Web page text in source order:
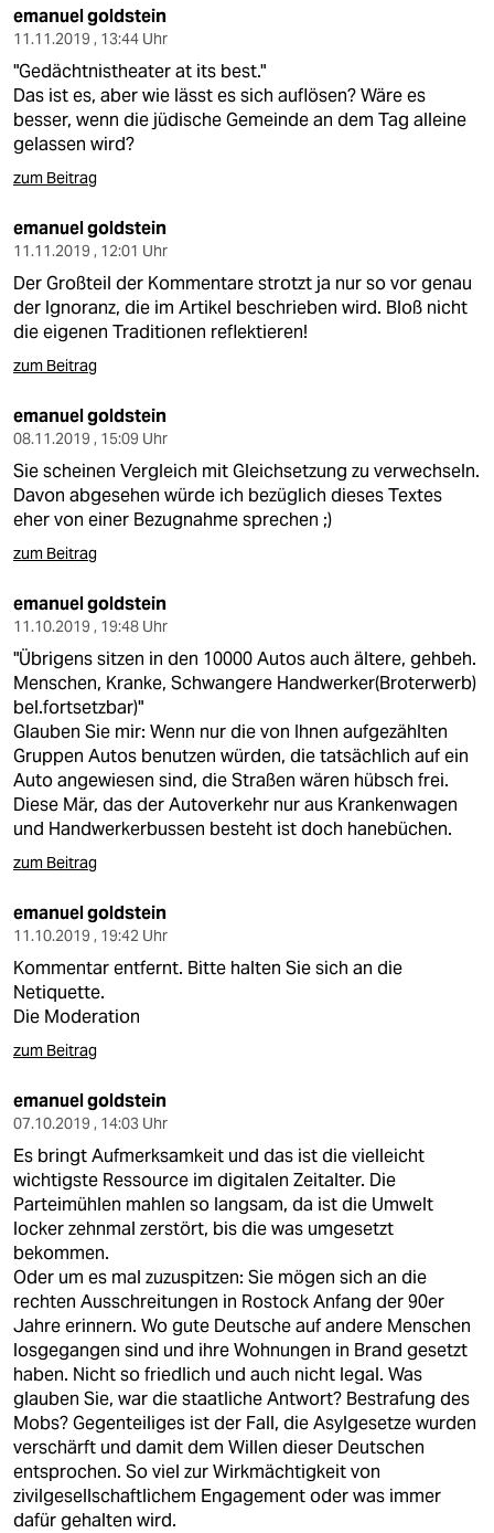
emanuel goldstein
11.11.2019 , 13:44 Uhr
"Gedächtnistheater at its best."
Das ist es, aber wie lässt es sich auflösen? Wäre es
besser, wenn die jüdische Gemeinde an dem Tag alleine
gelassen wird?
zum Beitrag
emanuel goldstein
11.11.2019 , 12:01 Uhr
Der Großteil der Kommentare strotzt ja nur so vor genau
der Ignoranz, die im Artikel beschrieben wird. Bloß nicht
die eigenen Traditionen reflektieren!
zum Beitrag
emanuel goldstein
08.11.2019 , 15:09 Uhr
Sie scheinen Vergleich mit Gleichsetzung zu verwechseln.
Davon abgesehen würde ich bezüglich dieses Textes
eher von einer Bezugnahme sprechen ;)
zum Beitrag
emanuel goldstein
11.10.2019 , 19:48 Uhr
"Übrigens sitzen in den 10000 Autos auch ältere, gehbeh.
Menschen, Kranke, Schwangere Handwerker(Broterwerb)
bel.fortsetzbar)"
Glauben Sie mir: Wenn nur die von Ihnen aufgezählten
Gruppen Autos benutzen würden, die tatsächlich auf ein
Auto angewiesen sind, die Straßen wären hübsch frei.
Diese Mär, das der Autoverkehr nur aus Krankenwagen
und Handwerkerbussen besteht ist doch hanebüchen.
zum Beitrag
emanuel goldstein
11.10.2019 , 19:42 Uhr
Kommentar entfernt. Bitte halten Sie sich an die
Netiquette.
Die Moderation
zum Beitrag
emanuel goldstein
07.10.2019 , 14:03 Uhr
Es bringt Aufmerksamkeit und das ist die vielleicht
wichtigste Ressource im digitalen Zeitalter. Die
Parteimühlen mahlen so langsam, da ist die Umwelt
locker zehnmal zerstört, bis die was umgesetzt
bekommen.
Oder um es mal zuzuspitzen: Sie mögen sich an die
rechten Ausschreitungen in Rostock Anfang der 90er
Jahre erinnern. Wo gute Deutsche auf andere Menschen
losgegangen sind und ihre Wohnungen in Brand gesetzt
haben. Nicht so friedlich und auch nicht legal. Was
glauben Sie, war die staatliche Antwort? Bestrafung des
Mobs? Gegenteiliges ist der Fall, die Asylgesetze wurden
verschärft und damit dem Willen dieser Deutschen
entsprochen. So viel zur Wirkmächtigkeit von
zivilgesellschaftlichem Engagement oder was immer
dafür gehalten wird.